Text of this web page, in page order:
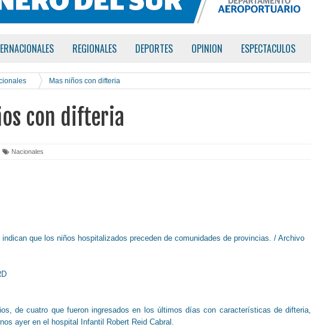
REGIONALES DEPORTES OPINION ESPECTACULOS
Mas niños con difteria
con difteria
Nacionales
indican que los niños hospitalizados preceden de comunidades de provincias. / Archivo
de cuatro que fueron ingresados en los últimos días con características de difteria,
ayer en el hospital Infantil Robert Reid Cabral.